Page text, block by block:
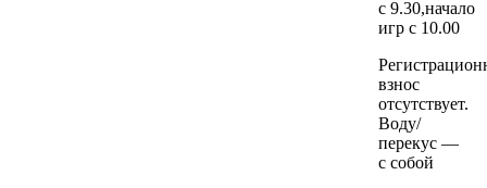
с 9.30,начало
игр с 10.00
взнос
отсутствует.
Воду/
перекус —
с собой